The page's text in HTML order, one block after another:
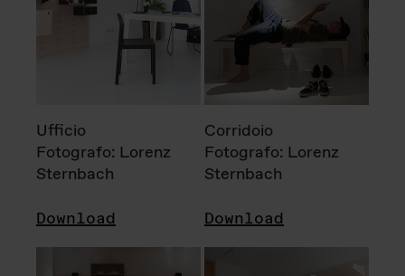
Ufficio
Fotografo: Lorenz
Sternbach
Download
Corridoio
Fotografo: Lorenz
Sternbach
Download